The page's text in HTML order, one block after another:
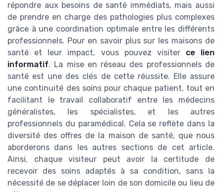
répondre aux besoins de santé immédiats, mais aussi
de prendre en charge des pathologies plus complexes
grâce à une coordination optimale entre les différents
professionnels. Pour en savoir plus sur les maisons de
santé et leur impact, vous pouvez visiter ce lien
informatif. La mise en réseau des professionnels de
santé est une des clés de cette réussite. Elle assure
une continuité des soins pour chaque patient, tout en
facilitant le travail collaboratif entre les médecins
généralistes, les spécialistes, et les autres
professionnels du paramédical. Cela se reflète dans la
diversité des offres de la maison de santé, que nous
aborderons dans les autres sections de cet article.
Ainsi, chaque visiteur peut avoir la certitude de
recevoir des soins adaptés à sa condition, sans la
nécessité de se déplacer loin de son domicile ou lieu de